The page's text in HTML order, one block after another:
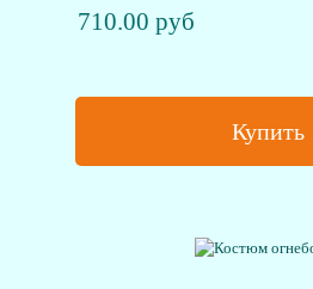
710.00 руб
Купить